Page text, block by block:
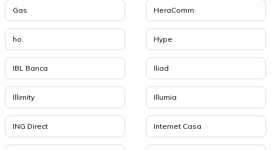
Gas HeraComm
ho. Hype
IBL Banca Iliad
Illimity Illumia
ING Direct Internet Casa